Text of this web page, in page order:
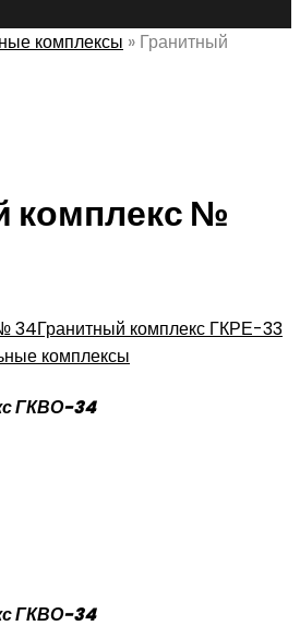
комплексы » Гранитный
комплекс №
34Гранитный комплекс ГКРЕ-33
комплексы
ГКВО-34
ГКВО-34